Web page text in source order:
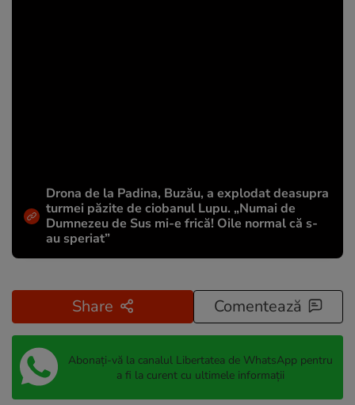
Drona de la Padina, Buzău, a explodat deasupra
turmei păzite de ciobanul Lupu. „Numai de
Dumnezeu de Sus mi-e frică! Oile normal că s-
au speriat”
Share Comentează
Abonați-vă la canalul Libertatea de WhatsApp pentru
a fi la curent cu ultimele informații